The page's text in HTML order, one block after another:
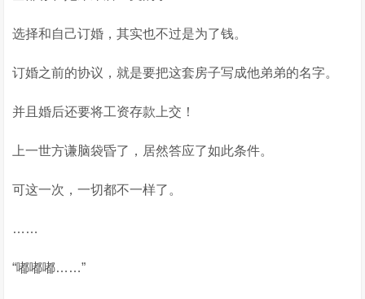
选择和自己订婚，其实也不过是为了钱。
订婚之前的协议，就是要把这套房子写成他弟弟的名字。
并且婚后还要将工资存款上交！
上一世方谦脑袋昏了，居然答应了如此条件。
可这一次，一切都不一样了。
……
“嘟嘟嘟……”